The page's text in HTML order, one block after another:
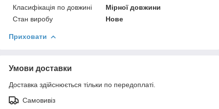
Класифікація по довжині
Мірної довжини
Стан виробу
Нове
Приховати
Умови доставки
Доставка здійснюється тільки по передоплаті.
Самовивіз